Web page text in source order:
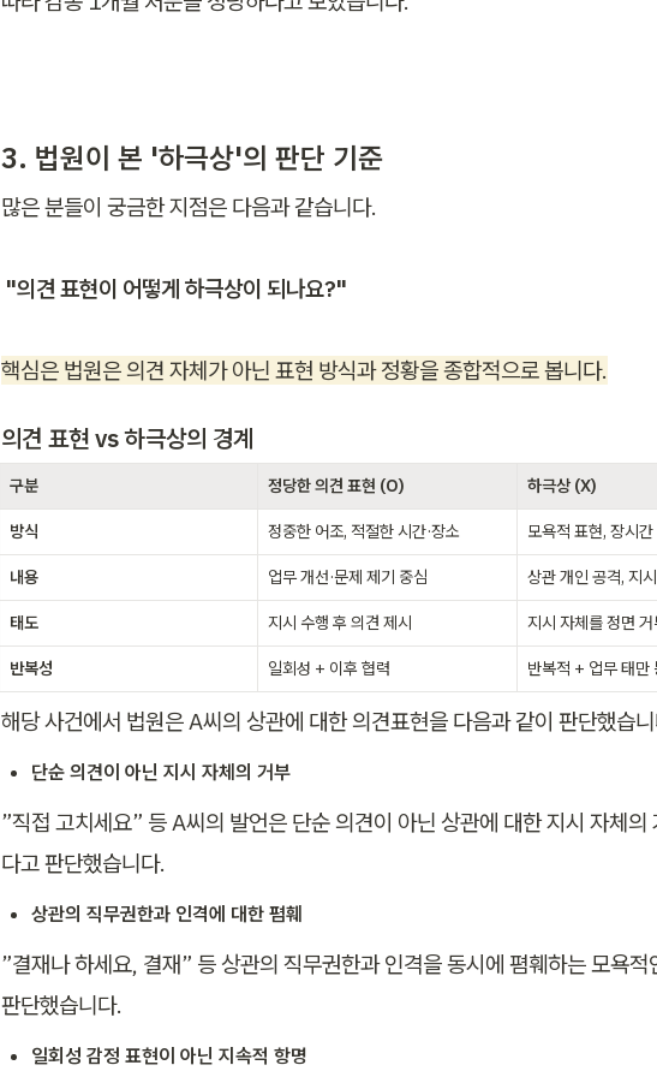
3. 법원이 본 '하극상'의 판단 기준
많은 분들이 궁금한 지점은 다음과 같습니다.
"의견 표현이 어떻게 하극상이 되나요?"
핵심은 법원은 의견 자체가 아닌 표현 방식과 정황을 종합적으로 봅니다.
의견 표현 vs 하극상의 경계
구분 정당한 의견 표현 (O) 하극상 (X)
방식 정중한 어조, 적절한 시간·장소 모욕적 표현, 장시
내용 업무 개선·문제 제기 중심 상관 개인 공격, 지
태도 지시 수행 후 의견 제시 지시 자체를 정면 거
반복성 일회성 + 이후 협력 반복적 + 업무 태만
해당 사건에서 법원은 A씨의 상관에 대한 의견표현을 다음과 같이 판단했습
단순 의견이 아닌 지시 자체의 거부
”직접 고치세요” 등 A씨의 발언은 단순 의견이 아닌 상관에 대한 지시 자체의
다고 판단했습니다.
상관의 직무권한과 인격에 대한 폄훼
”결재나 하세요, 결재” 등 상관의 직무권한과 인격을 동시에 폄훼하는 모욕적
판단했습니다.
일회성 감정 표현이 아닌 지속적 항명